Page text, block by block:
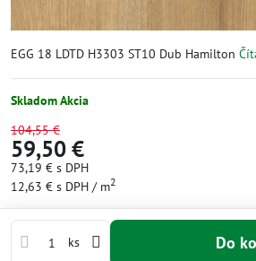
EGG 18 LDTD H3303 ST10 Dub Hamilton
Skladom Akcia
104,55 €
59,50 €
73,19 € s DPH
12,63 € s DPH / m2
ks Do